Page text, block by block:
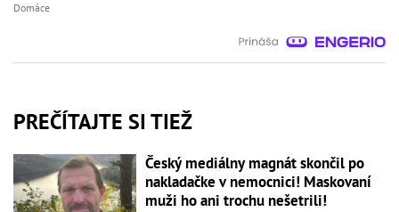
Domáce
PREČÍTAJTE SI TIEŽ
Český mediálny magnát skončil po
nakladačke v nemocnici! Maskovaní
muži ho ani trochu nešetrili!